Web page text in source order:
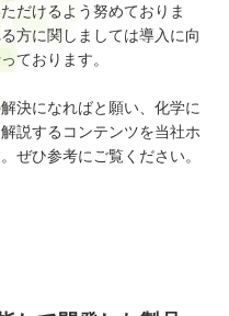
だけるよう努めておりま
方に関しましては導入に向
ております。
決になればと願い、化学に
説するコンテンツを当社ホ
ぜひ参考にご覧ください。